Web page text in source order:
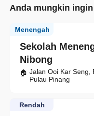
Anda mungkin
Sekolah
Nibong
Menengah
Jalan Ooi Kar Seng,
Pulau Pinang
Rendah